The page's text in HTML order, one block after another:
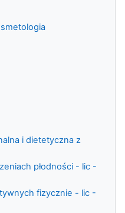
i dietetyczna z
płodności - lic -
fizycznie - lic -